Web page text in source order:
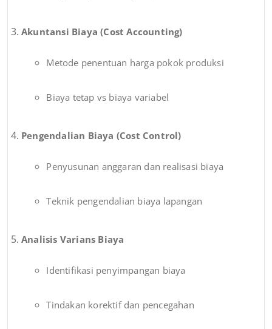
Akuntansi Biaya (Cost Accounting)
Metode penentuan harga pokok produksi
Biaya tetap vs biaya variabel
Pengendalian Biaya (Cost Control)
Penyusunan anggaran dan realisasi biaya
Teknik pengendalian biaya lapangan
Analisis Varians Biaya
Identifikasi penyimpangan biaya
Tindakan korektif dan pencegahan